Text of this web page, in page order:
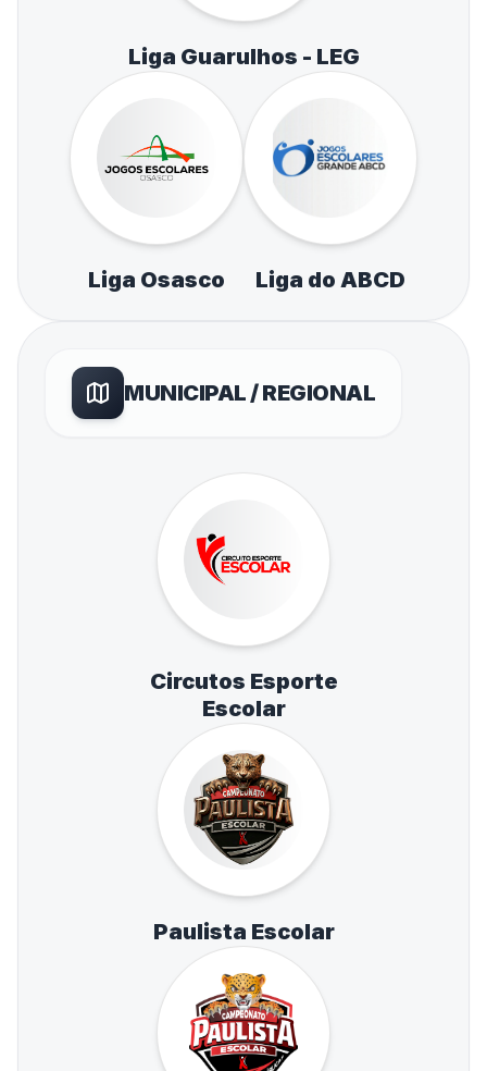
Liga Guarulhos - LEG
Liga Osasco Liga do ABCD
MUNICIPAL / REGIONAL
Circutos Esporte
Escolar
Paulista Escolar